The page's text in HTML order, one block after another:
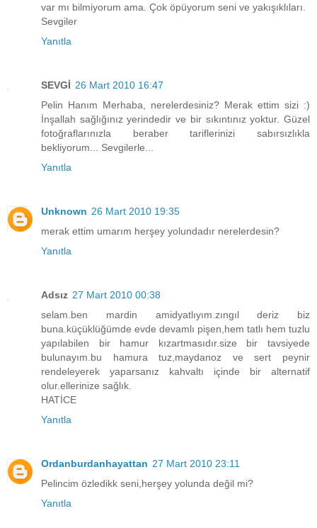
var mı bilmiyorum ama. Çok öpüyorum seni ve yakışıklıları.
Sevgiler
Yanıtla
SEVGİ 26 Mart 2010 16:47
Pelin Hanım Merhaba, nerelerdesiniz? Merak ettim sizi :)
İnşallah sağlığınız yerindedir ve bir sıkıntınız yoktur. Güzel
fotoğraflarınızla beraber tariflerinizi sabırsızlıkla
bekliyorum... Sevgilerle...
Yanıtla
Unknown 26 Mart 2010 19:35
merak ettim umarım herşey yolundadır nerelerdesin?
Yanıtla
Adsız 27 Mart 2010 00:38
selam.ben mardin amidyatlıyım.zıngıl deriz biz
buna.küçüklüğümde evde devamlı pişen,hem tatlı hem tuzlu
yapılabilen bir hamur kızartmasıdır.size bir tavsiyede
bulunayım.bu hamura tuz,maydanoz ve sert peynir
rendeleyerek yaparsanız kahvaltı içinde bir alternatif
olur.ellerinize sağlık.
HATİCE
Yanıtla
Ordanburdanhayattan 27 Mart 2010 23:11
Pelincim özledikk seni,herşey yolunda değil mi?
Yanıtla